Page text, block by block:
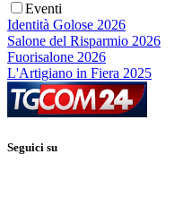
Eventi
Identità Golose 2026
Salone del Risparmio 2026
Fuorisalone 2026
L'Artigiano in Fiera 2025
Seguici su